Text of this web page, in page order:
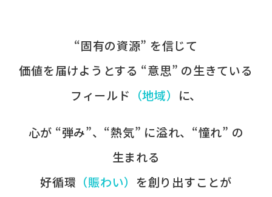
“固有の​資源” を​信じて
価値を​届けようとする​ “意思” の​生きている
フィールド ​（地域） に、​
心が​ “弾み”、​“熱気” に​溢れ、​“憧れ” の​
生まれる
好循環 ​（賑わい） を​創り出すことが